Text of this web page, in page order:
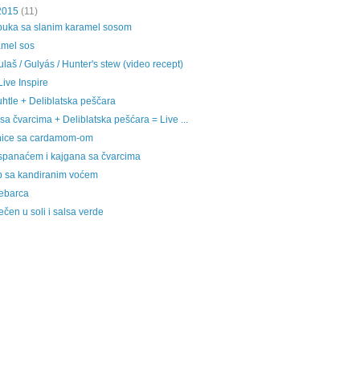
(11)
sa slanim karamel sosom
sos
/ Gulyás / Hunter's stew (video recept)
Inspire
+ Deliblatska peščara
čvarcima + Deliblatska pešćara = Live ...
sa cardamom-om
i kajgana sa čvarcima
sa kandiranim voćem
u soli i salsa verde